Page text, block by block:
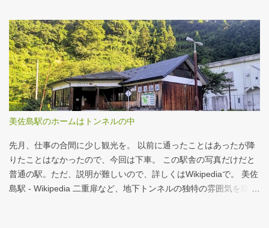
みの比較 患者の視点 解決策 なぜ「逆紹介」が重要なのか？ 医師
の働き方改革が進む中、大病院の外来負担軽減は喫緊の課題で
す。その鍵となるのが、地域の診療所へ患者を紹介する「逆紹
介」の推進です。しかし、その取り組みには大きな壁が存在しま
す。このレポートでは、データに基づき現状を分析し、未来への
道筋を探ります。 課題：大病院に集中する「再診」患者 紹介状の
く、外来機能の分化が進んでいない現状がうかがえます。これが
逆紹介推進の大きな背景となっています。 取り組...
美佐島駅のホームはトンネルの中
先月、仕事の合間に少し観光を。 以前に通ったことはあったが降
りたことはなかったので、今回は下車。 この駅舎の写真だけだと
普通の駅。ただ、説明が難しいので、詳しくはWikipediaで。 美佐
島駅 - Wikipedia 二重扉など、地下トンネルの独特の雰囲気を堪